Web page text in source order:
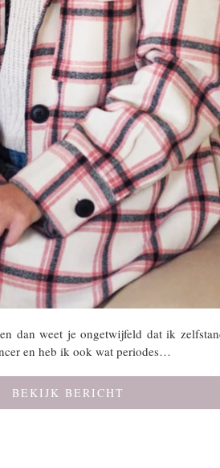
dan weet je ongetwijfeld dat ik
en heb ik ook wat periodes…
BEKIJK BERICHT